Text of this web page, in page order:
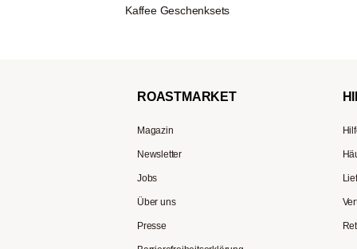
Kaffee Geschenksets
ROASTMARKET
Magazin
Newsletter
Jobs
Über uns
Presse